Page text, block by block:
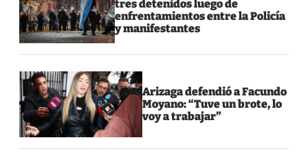
tres detenidos luego de
enfrentamientos entre la Policía
y manifestantes
Arizaga defendió a Facundo
Moyano: “Tuve un brote, lo
voy a trabajar”